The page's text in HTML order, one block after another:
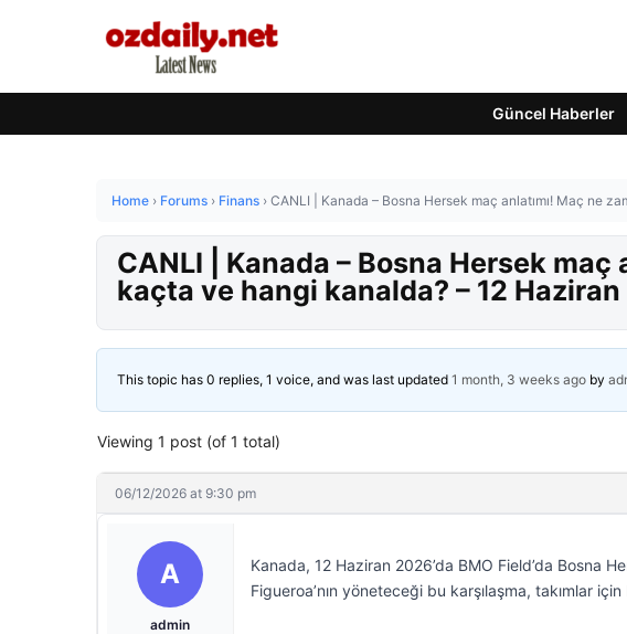
Güncel Haberler
Home › Forums › Finans › CANLI | Kanada – Bosna Hersek maç anlatımı! Maç ne
CANLI | Kanada – Bosna Hersek maç
kaçta ve hangi kanalda? – 12
This topic has 0 replies, 1 voice, and was last updated 1 month, 3 weeks ago by
Viewing 1 post (of 1 total)
06/12/2026 at 9:30 pm
A
admin
Kanada, 12 Haziran 2026’da BMO Field’da Bosna
Figueroa’nın yöneteceği bu karşılaşma, takımlar